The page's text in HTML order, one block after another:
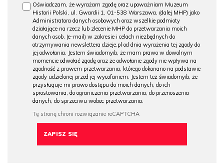
Oświadczam, że wyrażam zgodę oraz upoważniam Muzeum
Historii Polski, ul. Gwardii 1, 01-538 Warszawa, (dalej MHP) jako
Administratora danych osobowych oraz wszelkie podmioty
działające na rzecz lub zlecenie MHP do przetwarzania moich
danych osob. (e-mail) w zakresie i celach niezbędnych do
otrzymywania newslettera dzieje.pl od dnia wyrażenia tej zgody do
jej odwołania. Jestem świadomy/a, że mam prawo w dowolnym
momencie odwołać zgodę oraz że odwołanie zgody nie wpływa na
zgodność z prawem przetwarzania, którego dokonano na podstawie
zgody udzielonej przed jej wycofaniem. Jestem też świadomy/a, że
przysługuje mi prawo dostępu do moich danych, do ich
sprostowania, do ograniczenia przetwarzania, do przenoszenia
danych, do sprzeciwu wobec przetwarzania.